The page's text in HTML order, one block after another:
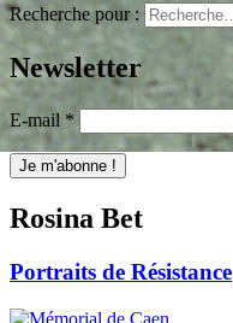
Recherche pour :
Newsletter
E-mail *
Rosina Bet
Portraits de Résistance